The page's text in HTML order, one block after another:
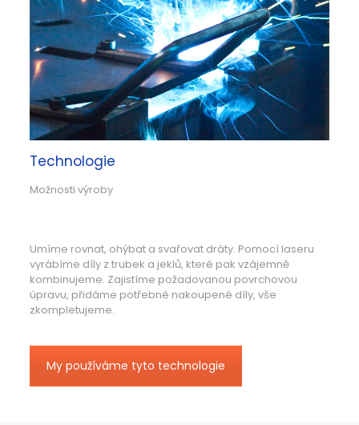
Technologie
Možnosti výroby
Umíme rovnat, ohýbat a svařovat dráty. Pomocí laseru
vyrábíme díly z trubek a jeklů, které pak vzájemně
kombinujeme. Zajistíme požadovanou povrchovou
úpravu, přidáme potřebné nakoupené díly, vše
zkompletujeme.
My používáme tyto technologie